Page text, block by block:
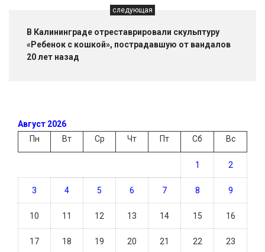
следующая
В Калининграде отреставрировали скульптуру
«Ребенок с кошкой», пострадавшую от вандалов
20 лет назад
Август 2026
Пн
Вт Ср Чт Пт Сб Вс
1 2
3 4 5 6 7 8 9
10 11 12 13 14 15 16
17 18 19 20 21 22 23